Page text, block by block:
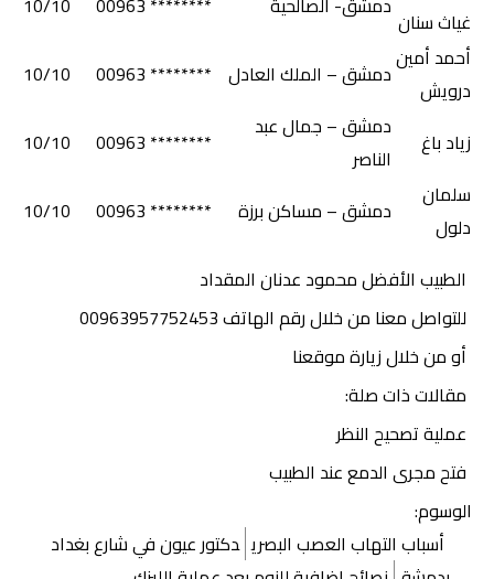
غياث سنان
أحمد أمين
درويش
دمشق – الملك العادل ******** 00963
10/10
زياد باغ
دمشق – جمال عبد
الناصر
******** 00963
10/10
سلمان
دلول
دمشق – مساكن برزة ******** 00963
10/10
الطبيب الأفضل محمود عدنان المقداد
للتواصل معنا من خلال رقم الهاتف 00963957752453
أو من خلال زيارة موقعنا
مقالات ذات صلة:
عملية تصحيح النظر
فتح مجرى الدمع عند الطبيب
الوسوم:
أسباب التهاب العصب البصري دكتور عيون في شارع بغداد